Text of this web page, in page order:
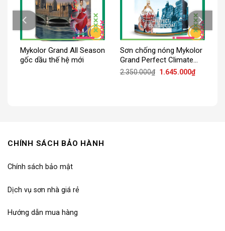
Mykolor Grand All Season
gốc dầu thế hệ mới
Sơn chống nóng Mykolor
Grand Perfect Climate
Coat
2.350.000₫ Giá
1.645.000₫Giá
hiện
CHÍNH SÁCH BẢO HÀNH
Chính sách bảo mật
Dịch vụ sơn nhà giá rẻ
Hướng dẫn mua hàng